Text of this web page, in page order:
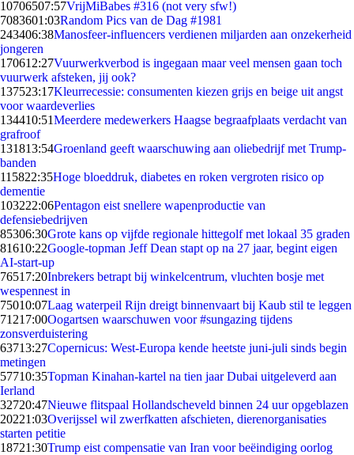
10706507:57VrijMiBabes #316 (not very sfw!)
7083601:03Random Pics van de Dag #1981
243406:38Manosfeer-influencers verdienen miljarden aan onzekerheid
jongeren
170612:27Vuurwerkverbod is ingegaan maar veel mensen gaan toch
vuurwerk afsteken, jij ook?
137523:17Kleurrecessie: consumenten kiezen grijs en beige uit angst
voor waardeverlies
134410:51Meerdere medewerkers Haagse begraafplaats verdacht van
grafroof
131813:54Groenland geeft waarschuwing aan oliebedrijf met Trump-
banden
115822:35Hoge bloeddruk, diabetes en roken vergroten risico op
dementie
103222:06Pentagon eist snellere wapenproductie van
defensiebedrijven
85306:30Grote kans op vijfde regionale hittegolf met lokaal 35 graden
81610:22Google-topman Jeff Dean stapt op na 27 jaar, begint eigen
AI-start-up
76517:20Inbrekers betrapt bij winkelcentrum, vluchten bosje met
wespennest in
75010:07Laag waterpeil Rijn dreigt binnenvaart bij Kaub stil te leggen
71217:00Oogartsen waarschuwen voor #sungazing tijdens
zonsverduistering
63713:27Copernicus: West-Europa kende heetste juni-juli sinds begin
metingen
57710:35Topman Kinahan-kartel na tien jaar Dubai uitgeleverd aan
Ierland
32720:47Nieuwe flitspaal Hollandscheveld binnen 24 uur opgeblazen
20221:03Overijssel wil zwerfkatten afschieten, dierenorganisaties
starten petitie
18721:30Trump eist compensatie van Iran voor beëindiging oorlog